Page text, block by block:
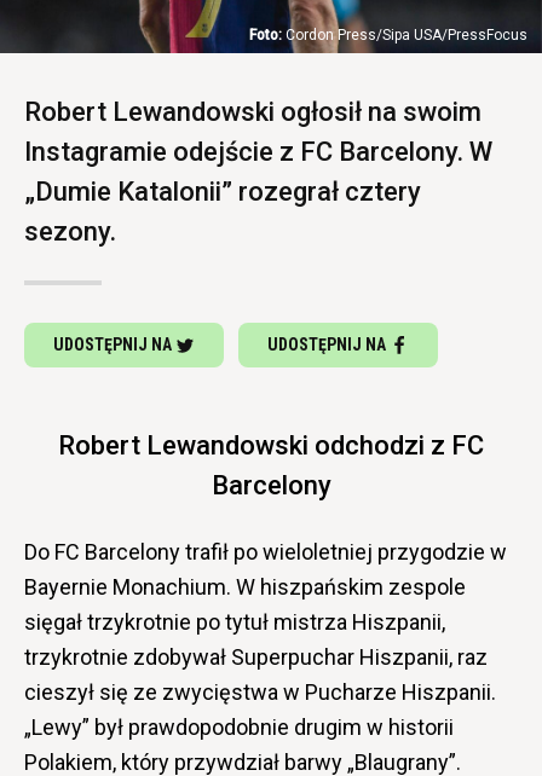
Cordon Press/Sipa USA/PressFocus
Robert Lewandowski ogłosił na swoim
Instagramie odejście z FC Barcelony. W
„Dumie Katalonii” rozegrał cztery
sezony.
UDOSTĘPNIJ NA UDOSTĘPNIJ NA
Robert Lewandowski odchodzi z FC
Barcelony
Do FC Barcelony trafił po wieloletniej przygodzie w
Bayernie Monachium. W hiszpańskim zespole
sięgał trzykrotnie po tytuł mistrza Hiszpanii,
trzykrotnie zdobywał Superpuchar Hiszpanii, raz
cieszył się ze zwycięstwa w Pucharze Hiszpanii.
„Lewy” był prawdopodobnie drugim w historii
Polakiem, który przywdział barwy „Blaugrany”.